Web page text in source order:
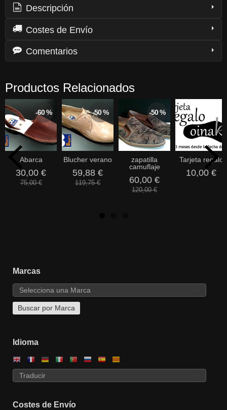
Marcas
Idioma
Costes de Envío
Descripción
Costes de Envío
Comentarios
Productos Relacionados
-60 %
Abarca
30,00 €
75,00 €
-50 %
Blucher verano
59,88 €
119,75 €
-50 %
zapatilla
camuflaje
60,00 €
120,00 €
Tarjeta regalo
10,00 €